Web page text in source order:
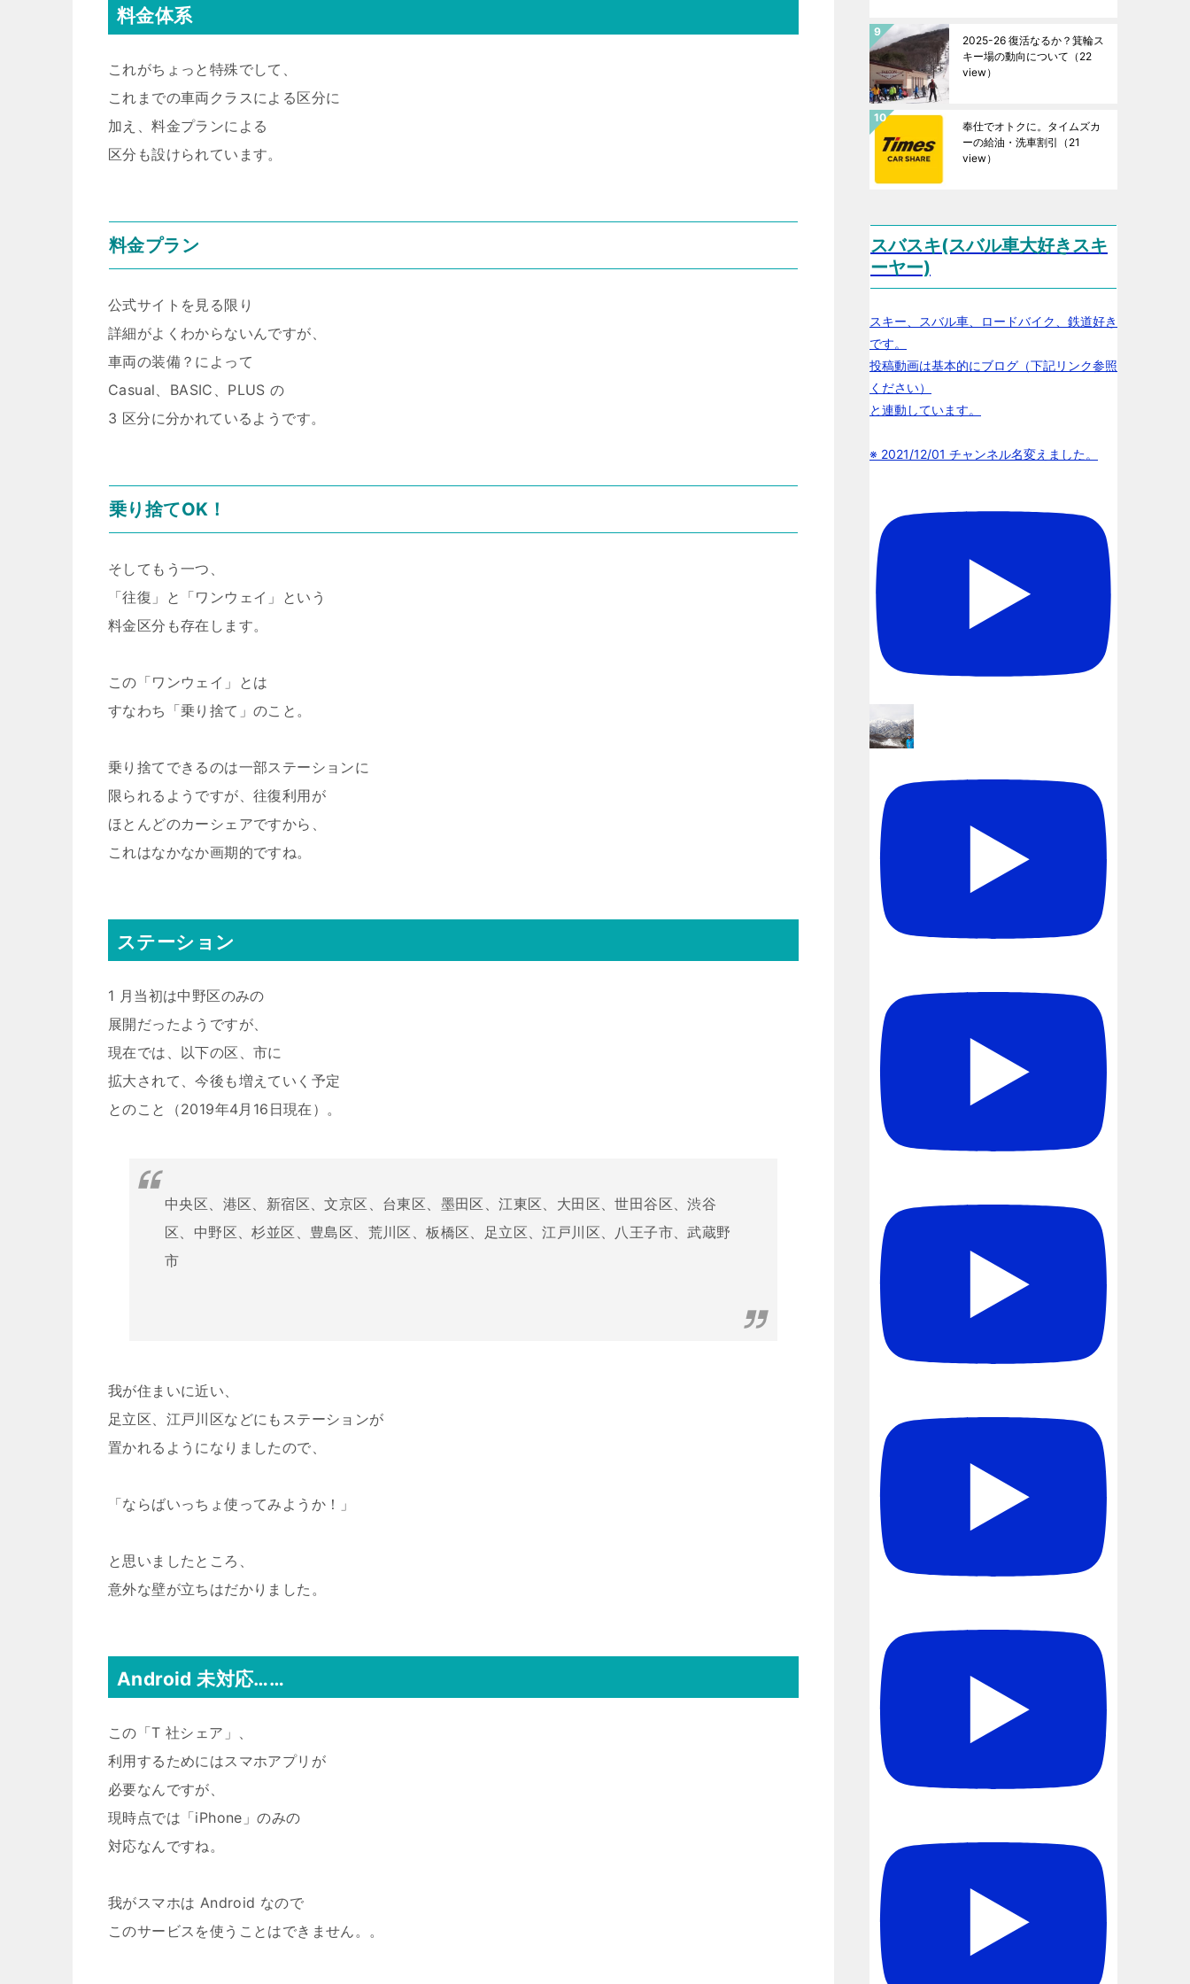
料金体系
これがちょっと特殊でして、
これまでの車両クラスによる区分に
加え、料金プランによる
区分も設けられています。
料金プラン
公式サイトを見る限り
詳細がよくわからないんですが、
車両の装備？によって
Casual、BASIC、PLUS の
3 区分に分かれているようです。
乗り捨てOK！
そしてもう一つ、
「往復」と「ワンウェイ」という
料金区分も存在します。
この「ワンウェイ」とは
すなわち「乗り捨て」のこと。
乗り捨てできるのは一部ステーションに
限られるようですが、往復利用が
ほとんどのカーシェアですから、
これはなかなか画期的ですね。
ステーション
1 月当初は中野区のみの
展開だったようですが、
現在では、以下の区、市に
拡大されて、今後も増えていく予定
とのこと（2019年4月16日現在）。
中央区、港区、新宿区、文京区、台東区、墨田区、江東区、大田区、世田谷区、渋谷
区、中野区、杉並区、豊島区、荒川区、板橋区、足立区、江戸川区、八王子市、武蔵野
市
我が住まいに近い、
足立区、江戸川区などにもステーションが
置かれるようになりましたので、
「ならばいっちょ使ってみようか！」
と思いましたところ、
意外な壁が立ちはだかりました。
Android 未対応……
この「T 社シェア」、
利用するためにはスマホアプリが
必要なんですが、
現時点では「iPhone」のみの
対応なんですね。
我がスマホは Android なので
このサービスを使うことはできません。。
2025-26 復活なるか？箕輪ス
キー場の動向について （22
view）
奉仕でオトクに。タイムズカ
ーの給油・洗車割引 （21
view）
スバスキ(スバル車大好きスキ
ーヤー)
スキー、スバル車、ロードバイク、鉄道好き
です。
投稿動画は基本的にブログ（下記リンク参照
ください）
と連動しています。
※ 2021/12/01 チャンネル名変えました。